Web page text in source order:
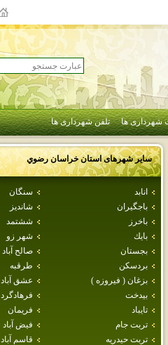
شهرداری ها تلفن شهرداری ها
سایر شهرهای استانخراسان رضوي
انابد
سنگان
باجگيران
شانديز
باخرز
ششتمد
بايك
شهر زو
بجستان
صالح آباد
بردسكن
طرقبه
بزغان ( فيروزه )
عشق آباد
بيدخت
فرهادگرد
تايباد
فريمان
تربت جام
فيض آباد
تربت حيدريه
قاسم آباد